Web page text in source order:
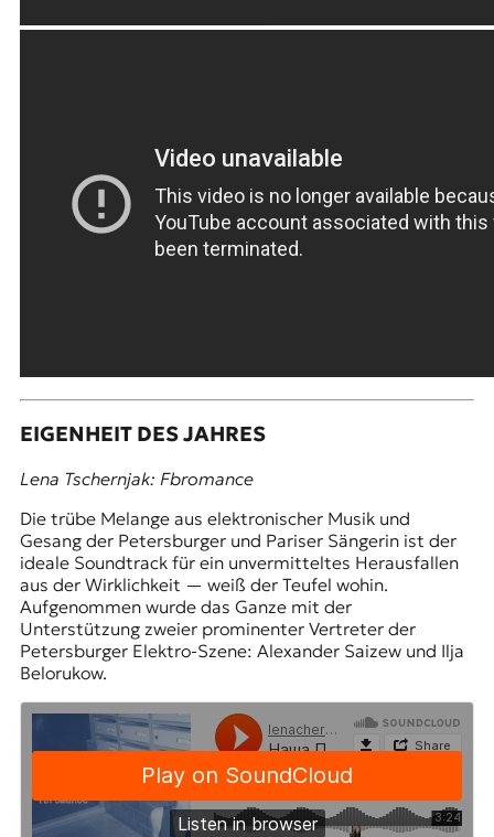
EIGENHEIT DES JAHRES
Lena Tschernjak: Fbromance
Die trübe Melange aus elektronischer Musik und
Gesang der Petersburger und Pariser Sängerin ist der
ideale Soundtrack für ein unvermitteltes Herausfallen
aus der Wirklichkeit — weiß der Teufel wohin.
Aufgenommen wurde das Ganze mit der
Unterstützung zweier prominenter Vertreter der
Petersburger Elektro-Szene: Alexander Saizew und Ilja
Belorukow.